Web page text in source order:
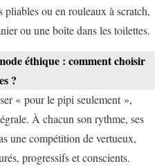
pliables ou en rouleaux à scratch,
ou une boîte dans les toilettes.
éthique : comment choisir
?
« pour le pipi seulement »,
À chacun son rythme, ses
une compétition de vertueux,
progressifs et conscients.